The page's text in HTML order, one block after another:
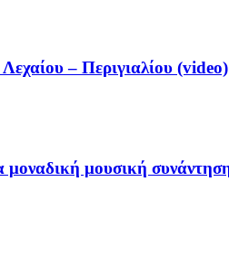
– Περιγιαλίου (video)
μοναδική μουσική